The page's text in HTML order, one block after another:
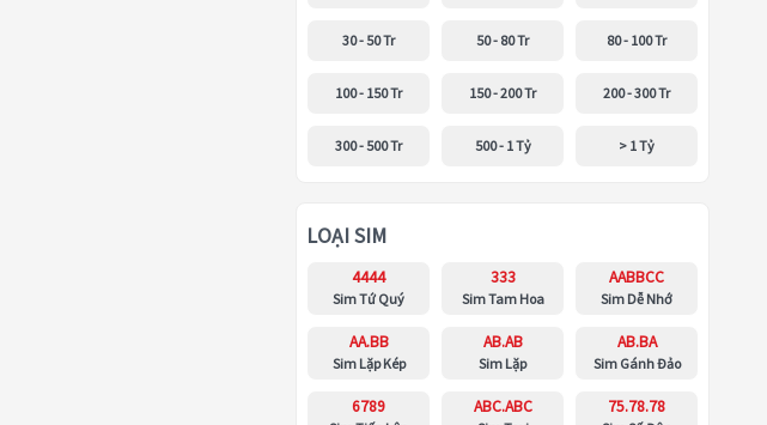
30 - 50 Tr 50 - 80 Tr 80 - 100 Tr
100 - 150 Tr 150 - 200 Tr 200 - 300 Tr
300 - 500 Tr 500 - 1 Tỷ > 1 Tỷ
LOẠI SIM
4444
Sim Tứ Quý
333
Sim Tam Hoa
AABBCC
Sim Dễ Nhớ
AA.BB
Sim Lặp Kép
AB.AB
Sim Lặp
AB.BA
Sim Gánh Đảo
6789 ABC.ABC 75.78.78